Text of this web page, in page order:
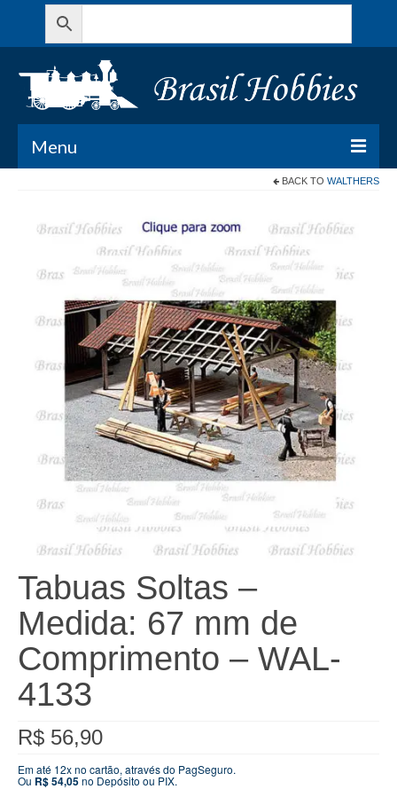
Menu
Meu Carrinho
Minha conta
Contato
BACK TO WALTHERS
Tabuas Soltas –
Medida: 67 mm de
Comprimento – WAL-
4133
R$ 56,90
Em até 12x no cartão, através do PagSeguro.
Ou R$54,05no Depósito ou PIX.